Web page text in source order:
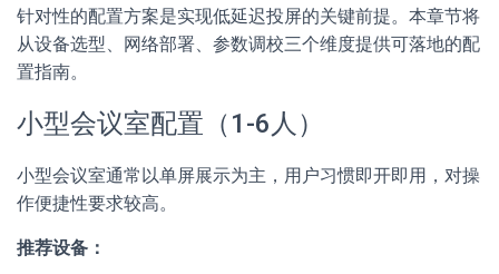
针对性的配置方案是实现低延迟投屏的关键前提。本章节将
从设备选型、网络部署、参数调校三个维度提供可落地的配
置指南。
小型会议室配置（1-6人）
小型会议室通常以单屏展示为主，用户习惯即开即用，对操
作便捷性要求较高。
推荐设备：